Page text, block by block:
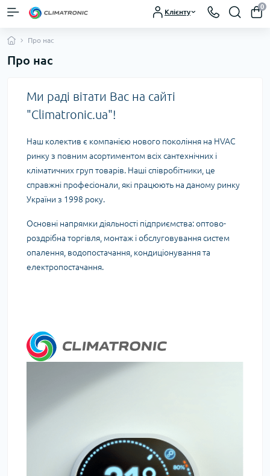
Клієнту
0
Про нас
Про нас
Ми раді вітати Вас на сайті
"Climatroniс.ua"!
Наш колектив є компанією нового покоління на HVAC
ринку з повним асортиментом всіх сантехнічних і
кліматичних груп товарів. Наші співробітники, це
справжні професіонали, які працюють на даному ринку
України з 1998 року.
Основні напрямки діяльності підприємства: оптово-
роздрібна торгівля, монтаж і обслуговування систем
опалення, водопостачання, кондиціонування та
електропостачання.